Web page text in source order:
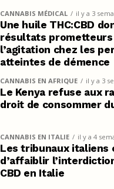
CANNABIS MÉDICAL il y a 3
Une huile THC:CBD
résultats
l’agitation chez les
atteintes de démence
CANNABIS EN AFRIQUE il y a 3
Le Kenya refuse aux
droit de consommer
CANNABIS EN ITALIE il y a 4
Les tribunaux italiens
d’affaiblir
CBD en Italie